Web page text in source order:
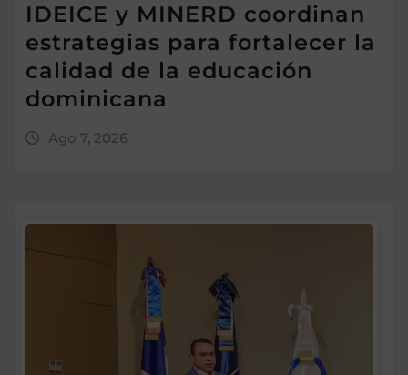
IDEICE y MINERD coordinan
estrategias para fortalecer la
calidad de la educación
dominicana
Ago 7, 2026